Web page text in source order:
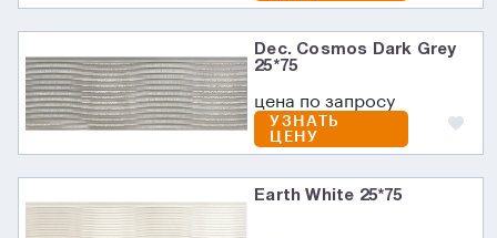
Dec. Cosmos Dark Grey
25*75
цена по запросу
УЗНАТЬ
ЦЕНУ
Earth White 25*75